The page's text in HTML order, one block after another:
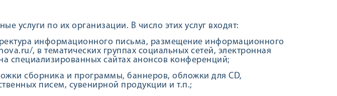
услуги по их организации. В число этих услуг входят:
информационного письма, размещение информационного
, в тематических группах социальных сетей, электронная
специализированных сайтах анонсов конференций;
сборника и программы, баннеров, обложки для CD,
писем, сувенирной продукции и т.п.;